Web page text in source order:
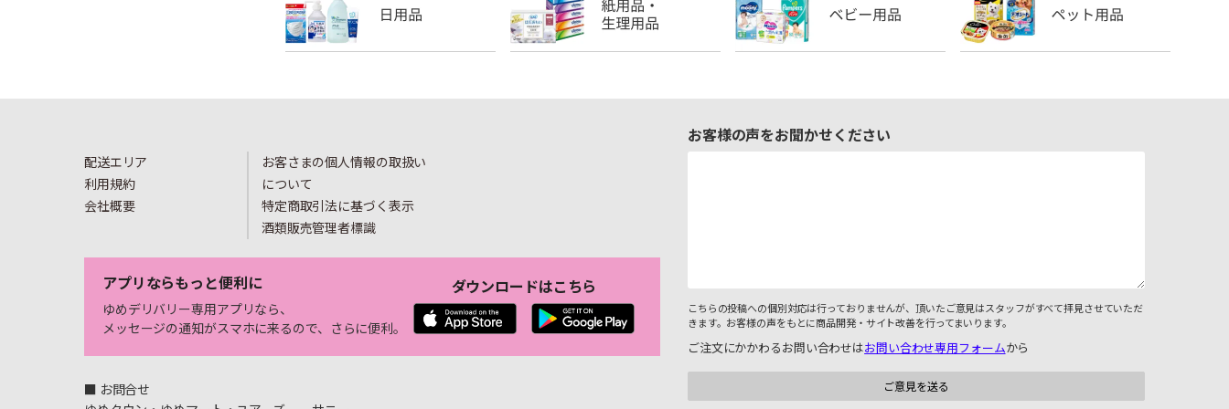
配送エリア
利用規約
会社概要
お客さまの個人情報の取扱い
について
特定商取引法に基づく表示
酒類販売管理者標識
アプリならもっと便利に
ゆめデリバリー専用アプリなら、
メッセージの通知がスマホに来るので、さらに便利。
ダウンロードはこちら
■ お問合せ
お客様の声をお聞かせください
こちらの投稿への個別対応は行っておりませんが、頂いたご意見はスタッフがすべて拝見させていただ
きます。お客様の声をもとに商品開発・サイト改善を行ってまいります。
ご注文にかかわるお問い合わせはお問い合わせ専用フォームから